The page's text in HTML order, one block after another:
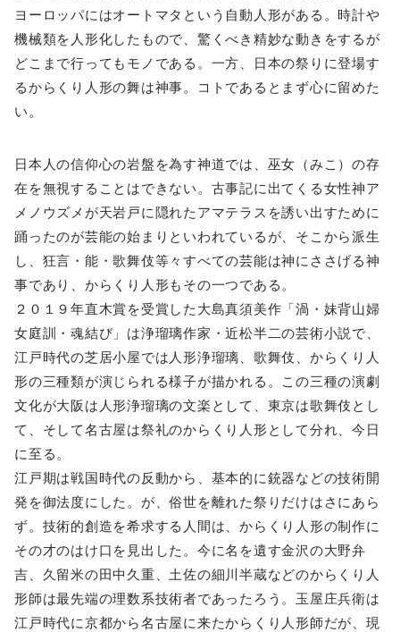
ヨーロッパにはオートマタという自動人形がある。時計や
機械類を人形化したもので、驚くべき精妙な動きをするが
どこまで行ってもモノである。一方、日本の祭りに登場す
るからくり人形の舞は神事。コトであるとまず心に留めた
い。
日本人の信仰心の岩盤を為す神道では、巫女（みこ）の存
在を無視することはできない。古事記に出てくる女性神ア
メノウズメが天岩戸に隠れたアマテラスを誘い出すために
踊ったのが芸能の始まりといわれているが、そこから派生
し、狂言・能・歌舞伎等々すべての芸能は神にささげる神
事であり、からくり人形もその一つである。
２０１９年直木賞を受賞した大島真須美作「渦・妹背山婦
女庭訓・魂結び」は浄瑠璃作家・近松半二の芸術小説で、
江戸時代の芝居小屋では人形浄瑠璃、歌舞伎、からくり人
形の三種類が演じられる様子が描かれる。この三種の演劇
文化が大阪は人形浄瑠璃の文楽として、東京は歌舞伎とし
て、そして名古屋は祭礼のからくり人形として分れ、今日
に至る。
江戸期は戦国時代の反動から、基本的に銃器などの技術開
発を御法度にした。が、俗世を離れた祭りだけはさにあら
ず。技術的創造を希求する人間は、からくり人形の制作に
その才のはけ口を見出した。今に名を遺す金沢の大野弁
吉、久留米の田中久重、土佐の細川半蔵などのからくり人
形師は最先端の理数系技術者であったろう。玉屋庄兵衛は
江戸時代に京都から名古屋に来たからくり人形師だが、現